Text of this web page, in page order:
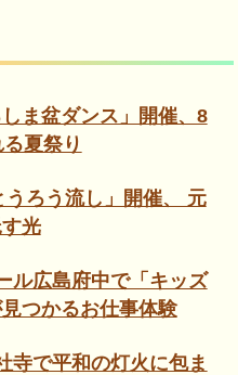
ま盆ダンス」開催、8
夏祭り
ろう流し」開催、 元
光
ル広島府中で「キッズ
つかるお仕事体験
寺で平和の灯火に包ま